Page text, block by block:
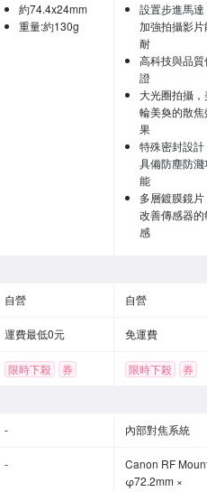
約74.4x24mm
重量:約130g
設置步進馬達
加強拍攝影片
耐
高科技與品質
證
大光圈拍攝，
輪美奐的散焦
果
特殊密封設計
具備防塵防濺
能
多層鍍膜鏡片
改善傳感器的
感
自營 自營
運費最低0元 免運費
限時下殺 券 限時下殺 券
- 內部對焦系統
-
Canon RF
φ72.2mm ×